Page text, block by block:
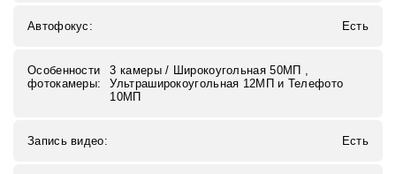
Автофокус: Есть
Особенности
фотокамеры:
3 камеры / Широкоугольная 50МП ,
Ультраширокоугольная 12МП и Телефото
10МП
Запись видео: Есть